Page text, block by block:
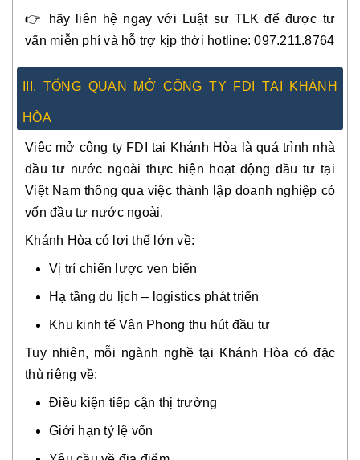
👉 hãy liên hệ ngay với Luật sư TLK để được tư
vấn miễn phí và hỗ trợ kịp thời hotline: 097.211.8764
III. TỔNG QUAN MỞ CÔNG TY FDI TẠI KHÁNH
HÒA
Việc mở công ty FDI tại Khánh Hòa là quá trình nhà
đầu tư nước ngoài thực hiện hoạt động đầu tư tại
Việt Nam thông qua việc thành lập doanh nghiệp có
vốn đầu tư nước ngoài.
Khánh Hòa có lợi thế lớn về:
Vị trí chiến lược ven biển
Hạ tầng du lịch – logistics phát triển
Khu kinh tế Vân Phong thu hút đầu tư
Tuy nhiên, mỗi ngành nghề tại Khánh Hòa có đặc
thù riêng về:
Điều kiện tiếp cận thị trường
Giới hạn tỷ lệ vốn